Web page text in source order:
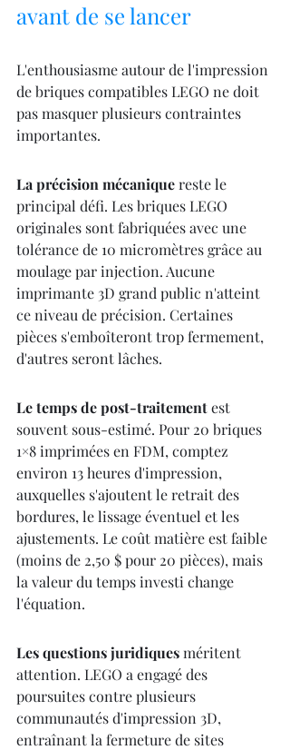
avant de se lancer
L'enthousiasme autour de l'impression
de briques compatibles LEGO ne doit
pas masquer plusieurs contraintes
importantes.
La précision mécanique reste le
principal défi. Les briques LEGO
originales sont fabriquées avec une
tolérance de 10 micromètres grâce au
moulage par injection. Aucune
imprimante 3D grand public n'atteint
ce niveau de précision. Certaines
pièces s'emboîteront trop fermement,
d'autres seront lâches.
Le temps de post-traitement est
souvent sous-estimé. Pour 20 briques
1×8 imprimées en FDM, comptez
environ 13 heures d'impression,
auxquelles s'ajoutent le retrait des
bordures, le lissage éventuel et les
ajustements. Le coût matière est faible
(moins de 2,50 $ pour 20 pièces), mais
la valeur du temps investi change
l'équation.
Les questions juridiques méritent
attention. LEGO a engagé des
poursuites contre plusieurs
communautés d'impression 3D,
entraînant la fermeture de sites